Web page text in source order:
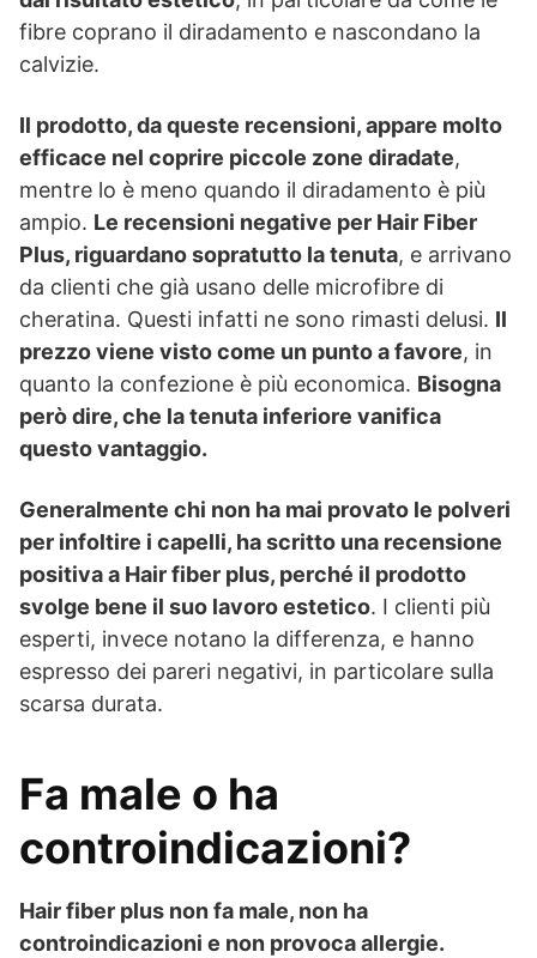
fibre coprano il diradamento e nascondano la
calvizie.
Il prodotto, da queste recensioni, appare molto
efficace nel coprire piccole zone diradate,
mentre lo è meno quando il diradamento è più
ampio. Le recensioni negative per Hair Fiber
Plus, riguardano sopratutto la tenuta, e arrivano
da clienti che già usano delle microfibre di
cheratina. Questi infatti ne sono rimasti delusi. Il
prezzo viene visto come un punto a favore, in
quanto la confezione è più economica. Bisogna
però dire, che la tenuta inferiore vanifica
questo vantaggio.
Generalmente chi non ha mai provato le polveri
per infoltire i capelli, ha scritto una recensione
positiva a Hair fiber plus, perché il prodotto
svolge bene il suo lavoro estetico. I clienti più
esperti, invece notano la differenza, e hanno
espresso dei pareri negativi, in particolare sulla
scarsa durata.
Fa male o ha
controindicazioni?
Hair fiber plus non fa male, non ha
controindicazioni e non provoca allergie.